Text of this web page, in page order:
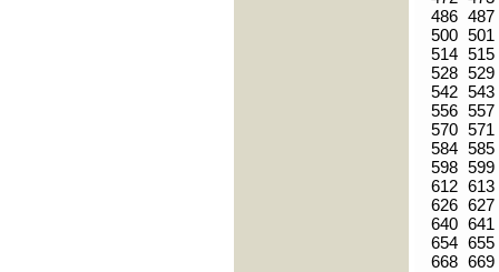
486 487
500 501
514 515
528 529
542 543
556 557
570 571
584 585
598 599
612 613
626 627
640 641
654 655
668 669